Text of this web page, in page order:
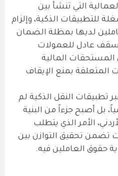
التي تنشأ بين
للتطبيقات الذكية، وإلزام
لديها بمظلة الضمان
سقف عادل للعمولات
المالية
المتعلقة بمنع الإيقاف
تطبيقات النقل الذكية لم
بل أصبح جزءاً من البنية
الأمر الذي يتطلب
تحقيق التوازن بين
حقوق العاملين فيه.